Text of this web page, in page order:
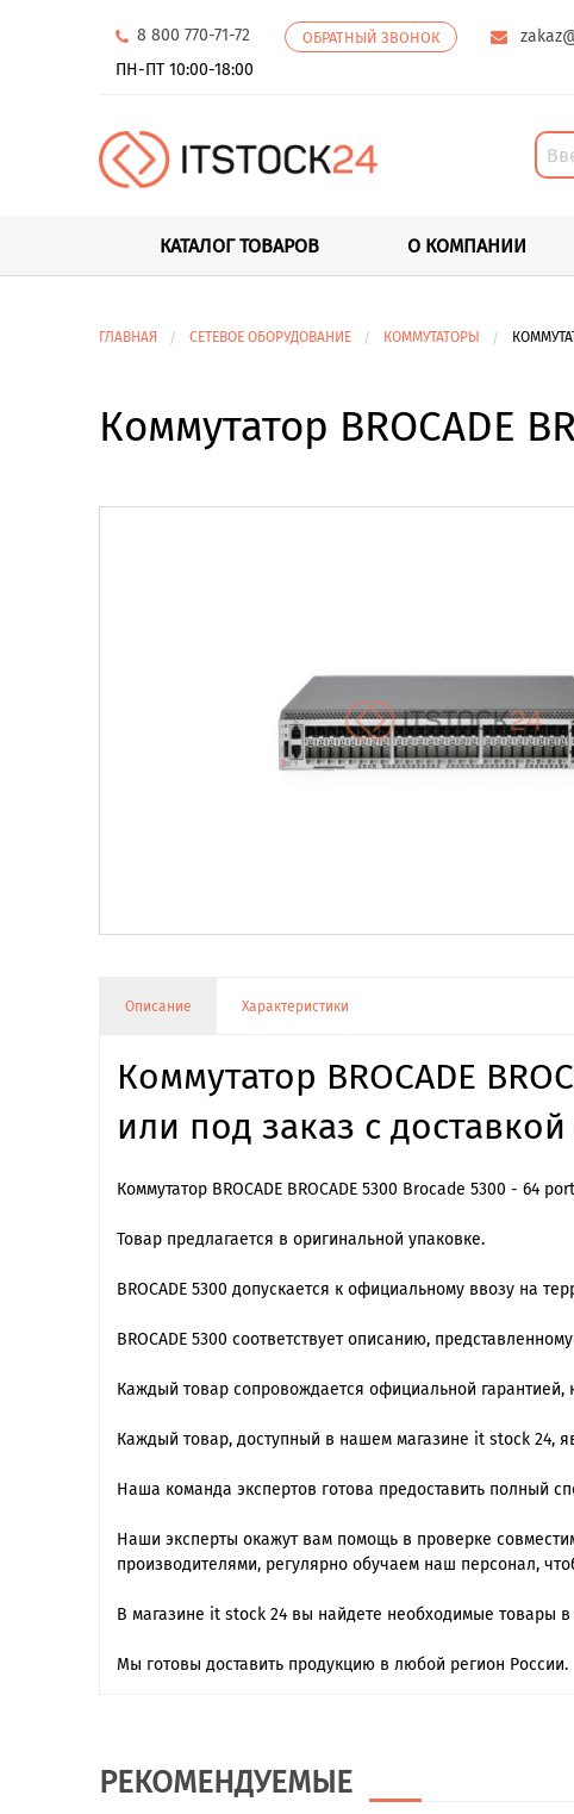
8 800 770-71-72 ОБРАТНЫЙ ЗВОНОК
ПН-ПТ 10:00-18:00
КАТАЛОГ ТОВАРОВ О КОМПАНИИ
ГЛАВНАЯ СЕТЕВОЕ ОБОРУДОВАНИЕ КОММУТАТОРЫ
Коммутатор BROCADE
Описание Характеристики
Коммутатор BROCADE
или под заказ с
Коммутатор BROCADE BROCADE 5300 Brocade 5300 - 64
Товар предлагается в оригинальной упаковке.
BROCADE 5300 допускается к официальному ввозу на
BROCADE 5300 cоответствует описанию,
Каждый товар сопровождается официальной гарантией,
Каждый товар, доступный в нашем магазине it stock 24,
Наша команда экспертов готова предоставить полный
Наши эксперты окажут вам помощь в проверке
производителями, регулярно обучаем наш персонал,
В магазине it stock 24 вы найдете необходимые товары в
Мы готовы доставить продукцию в любой регион России.
РЕКОМЕНДУЕМЫЕ